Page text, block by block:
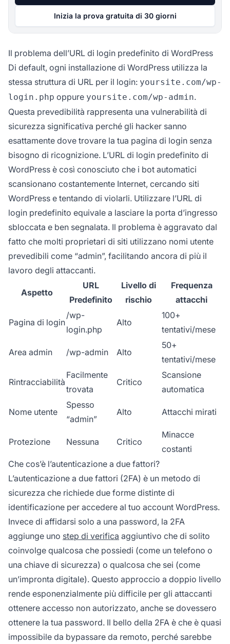
Inizia la prova gratuita di 30 giorni
Il problema dell’URL di login predefinito di WordPress
Di default, ogni installazione di WordPress utilizza la
stessa struttura di URL per il login: yoursite.com/wp-
login.php oppure yoursite.com/wp-admin.
Questa prevedibilità rappresenta una vulnerabilità di
sicurezza significativa perché gli hacker sanno
esattamente dove trovare la tua pagina di login senza
bisogno di ricognizione. L’URL di login predefinito di
WordPress è così conosciuto che i bot automatici
scansionano costantemente Internet, cercando siti
WordPress e tentando di violarli. Utilizzare l’URL di
login predefinito equivale a lasciare la porta d’ingresso
sbloccata e ben segnalata. Il problema è aggravato dal
fatto che molti proprietari di siti utilizzano nomi utente
prevedibili come “admin”, facilitando ancora di più il
lavoro degli attaccanti.
Aspetto
URL
Predefinito
Livello di
rischio
Frequenza
attacchi
Pagina di login
/wp-
login.php
Alto
100+
tentativi/mese
Area admin /wp-admin Alto
50+
tentativi/mese
Rintracciabilità
Facilmente
trovata
Critico
Scansione
automatica
Nome utente
Spesso
“admin”
Alto Attacchi mirati
Protezione Nessuna Critico
Minacce
costanti
Che cos’è l’autenticazione a due fattori?
L’autenticazione a due fattori (2FA) è un metodo di
sicurezza che richiede due forme distinte di
identificazione per accedere al tuo account WordPress.
Invece di affidarsi solo a una password, la 2FA
aggiunge uno step di verifica aggiuntivo che di solito
coinvolge qualcosa che possiedi (come un telefono o
una chiave di sicurezza) o qualcosa che sei (come
un’impronta digitale). Questo approccio a doppio livello
rende esponenzialmente più difficile per gli attaccanti
ottenere accesso non autorizzato, anche se dovessero
ottenere la tua password. Il bello della 2FA è che è quasi
impossibile da bypassare da remoto, perché sarebbe